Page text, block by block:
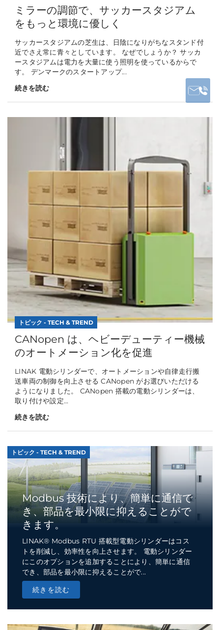
ミラーの調節で、サッカースタジアム
をもっと環境に優しく
サッカースタジアムの芝生は、日陰になりがちなスタンド付
近でさえ常に青々としています。 なぜでしょうか？ サッカ
ースタジアムは電力を大量に使う照明を使っているからで
す。 デンマークのスタートアップ...
続きを読む
トピック - TECH & TREND
CANopen は、ヘビーデューティー機械
のオートメーション化を促進
LINAK 電動シリンダーで、オートメーションや自律走行搬
送車両の制御を向上させる CANopen がお選びいただける
ようになりました。 CANopen 搭載の電動シリンダーは、
取り付けや設定...
続きを読む
トピック - TECH & TREND
Modbus 技術により、簡単に通信で
き、部品を最小限に抑えることがで
きます。
LINAK® Modbus RTU 搭載型電動シリンダーはコス
トを削減し、効率性を向上させます。 電動シリンダー
にこのオプションを追加することにより、簡単に通信
でき、部品を最小限に抑えることがで...
続きを読む